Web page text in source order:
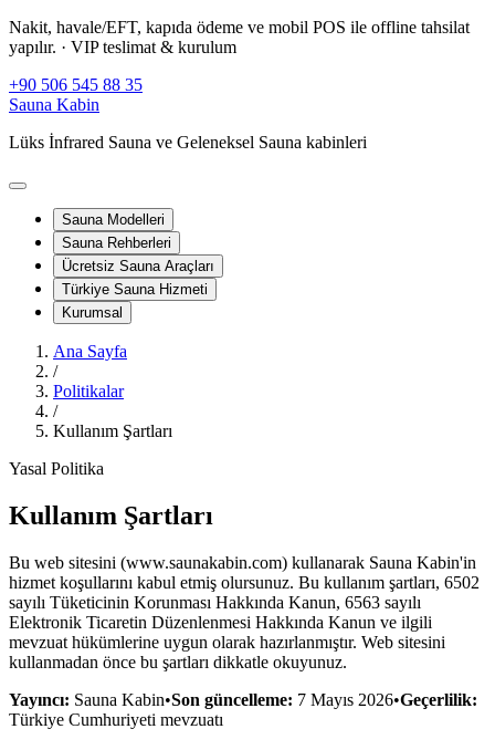
Nakit, havale/EFT, kapıda ödeme ve mobil POS ile offline tahsilat
yapılır. · VIP teslimat & kurulum
+90 506 545 88 35
Sauna Kabin
Lüks İnfrared Sauna ve Geleneksel Sauna kabinleri
Sauna Modelleri
Sauna Rehberleri
Ücretsiz Sauna Araçları
Türkiye Sauna Hizmeti
Kurumsal
Ana Sayfa
/
Politikalar
/
Kullanım Şartları
Yasal Politika
Kullanım Şartları
Bu web sitesini (www.saunakabin.com) kullanarak Sauna Kabin'in
hizmet koşullarını kabul etmiş olursunuz. Bu kullanım şartları, 6502
sayılı Tüketicinin Korunması Hakkında Kanun, 6563 sayılı
Elektronik Ticaretin Düzenlenmesi Hakkında Kanun ve ilgili
mevzuat hükümlerine uygun olarak hazırlanmıştır. Web sitesini
kullanmadan önce bu şartları dikkatle okuyunuz.
Yayıncı: Sauna Kabin•Son güncelleme: 7 Mayıs 2026•Geçerlilik:
Türkiye Cumhuriyeti mevzuatı